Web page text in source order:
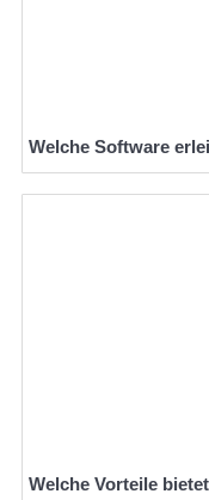
Welche Software
Welche Vorteile